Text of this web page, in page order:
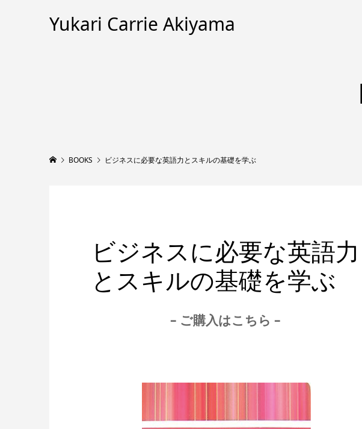
Yukari Carrie Akiyama
BOOKS ビジネスに必要な英語力とスキルの基礎を学ぶ
ビジネスに必要な英語力
とスキルの基礎を学ぶ
– ご購入はこちら –